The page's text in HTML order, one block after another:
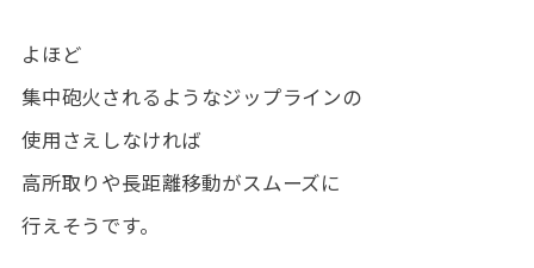
よほど
集中砲火されるようなジップラインの
使用さえしなければ
高所取りや長距離移動がスムーズに
行えそうです。